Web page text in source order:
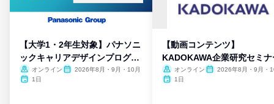
【大学1・2年生対象】パナソニ
ックキャリアデザインプログラ
ム
オンライン
2026年8月・9月・10月
1日
【動画コンテンツ】
KADOKAWA企業研究セミナ
オンライン
2026年8月・9月・
1日